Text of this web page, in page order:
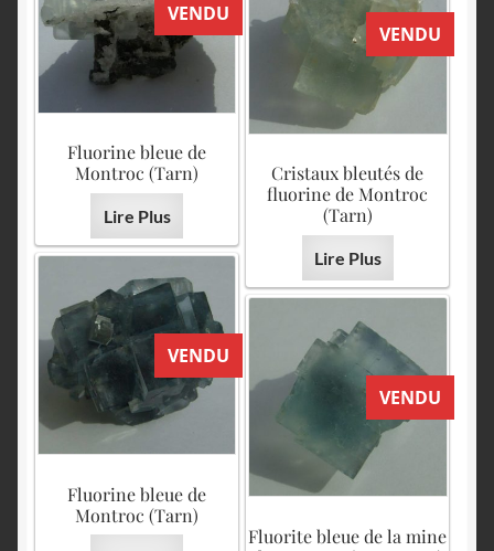
VENDU
Fluorine bleue de
Montroc (Tarn)
Lire Plus
VENDU
Cristaux bleutés de
fluorine de Montroc
(Tarn)
Lire Plus
VENDU
Fluorine bleue de
Montroc (Tarn)
VENDU
Fluorite bleue de la mine